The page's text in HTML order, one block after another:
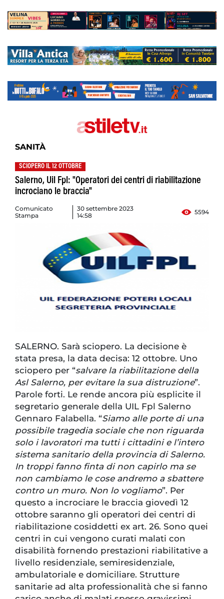
SANITÀ
SCIOPERO IL 12 OTTOBRE
Salerno, Uil Fpl: "Operatori dei centri di riabilitazione
incrociano le braccia"
Comunicato
Stampa
30 settembre 2023
14:58
5594
SALERNO. Sarà sciopero. La decisione è
stata presa, la data decisa: 12 ottobre. Uno
sciopero per “salvare la riabilitazione della
Asl Salerno, per evitare la sua distruzione”.
Parole forti. Le rende ancora più esplicite il
segretario generale della UIL Fpl Salerno
Gennaro Falabella. “Siamo alle porte di una
possibile tragedia sociale che non riguarda
solo i lavoratori ma tutti i cittadini e l’intero
sistema sanitario della provincia di Salerno.
In troppi fanno finta di non capirlo ma se
non cambiamo le cose andremo a sbattere
contro un muro. Non lo vogliamo”. Per
questo a incrociare le braccia giovedì 12
ottobre saranno gli operatori dei centri di
riabilitazione cosiddetti ex art. 26. Sono quei
centri in cui vengono curati malati con
disabilità fornendo prestazioni riabilitative a
livello residenziale, semiresidenziale,
ambulatoriale e domiciliare. Strutture
sanitarie ad alta professionalità che si fanno